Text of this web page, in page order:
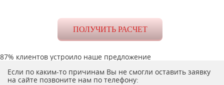
87% клиентов устроило наше предложение
Если по каким-то причинам Вы не смогли оставить заявку
на сайте позвоните нам по телефону: